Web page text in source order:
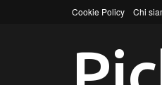
Cookie Policy Chi